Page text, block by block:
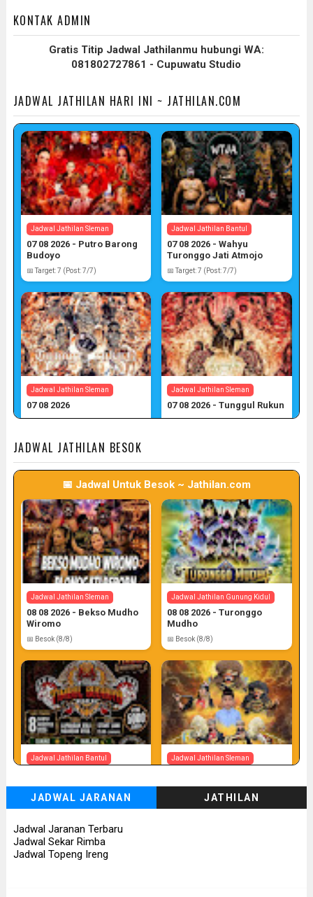
KONTAK ADMIN
Gratis Titip Jadwal Jathilanmu hubungi WA:
081802727861 - Cupuwatu Studio
JADWAL JATHILAN HARI INI ~ JATHILAN.COM
Jadwal Jathilan Sleman
07 08 2026 - Putro Barong
Budoyo
📅 Target: 7 (Post: 7/7)
Jadwal Jathilan Bantul
07 08 2026 - Wahyu
Turonggo Jati Atmojo
📅 Target: 7 (Post: 7/7)
Jadwal Jathilan Sleman
07 08 2026
Jadwal Jathilan Sleman
07 08 2026 - Tunggul Rukun
JADWAL JATHILAN BESOK
📅 Jadwal Untuk Besok ~ Jathilan.com
Jadwal Jathilan Sleman
08 08 2026 - Bekso Mudho
Wiromo
📅 Besok (8/8)
Jadwal Jathilan Gunung Kidul
08 08 2026 - Turonggo
Mudho
📅 Besok (8/8)
Jadwal Jathilan Bantul
Budhoyo
📅 Besok (8/8)
Jadwal Jathilan Sleman
Mudho Budoyo
📅 Besok (8/8)
JADWAL JARANAN JATHILAN
Jadwal Jaranan Terbaru
Jadwal Sekar Rimba
Jadwal Topeng Ireng